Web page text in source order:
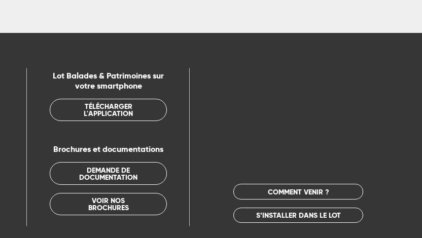
Lot Balades & Patrimoines sur
votre smartphone
TÉLÉCHARGER
L'APPLICATION
Brochures et documentations
DEMANDE DE
DOCUMENTATION
VOIR NOS
BROCHURES
COMMENT VENIR ?
S’INSTALLER DANS LE LOT